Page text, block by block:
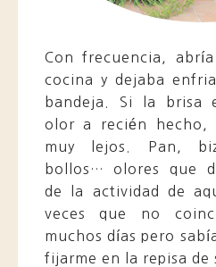
Con frecuencia,
cocina y dejaba
bandeja. Si la brisa
olor a recién hecho,
muy lejos. Pan,
bollos… olores que
de la actividad de
veces que no
muchos días pero
fijarme en la repisa de